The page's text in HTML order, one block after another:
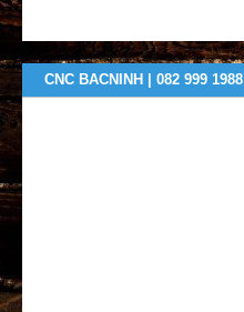
CNC BACNINH | 082 999 1988